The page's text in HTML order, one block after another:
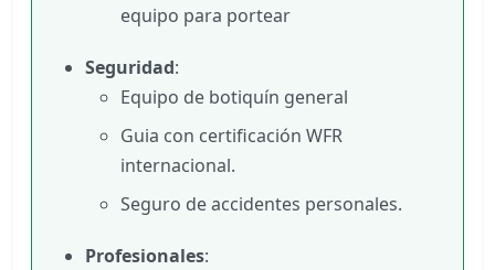
equipo para portear
Seguridad:
Equipo de botiquín general
Guia con certificación WFR
internacional.
Seguro de accidentes personales.
Profesionales: